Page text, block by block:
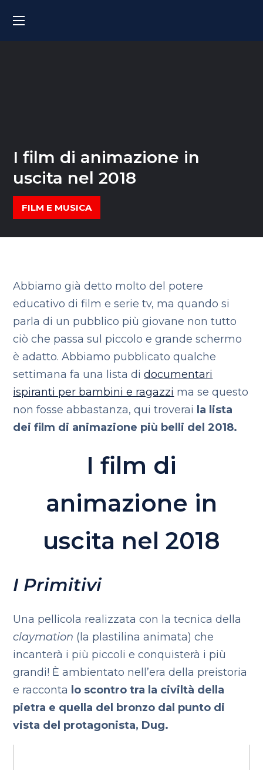
I film di animazione in
uscita nel 2018
FILM E MUSICA
Abbiamo già detto molto del potere
educativo di film e serie tv, ma quando si
parla di un pubblico più giovane non tutto
ciò che passa sul piccolo e grande schermo
è adatto. Abbiamo pubblicato qualche
settimana fa una lista didocumentari
ispiranti per bambini e ragazzi ma se questo
non fosse abbastanza, qui troverai la lista
dei film di animazione più belli del 2018.
I film di
animazione in
uscita nel 2018
I Primitivi
Una pellicola realizzata con la tecnica della
claymation (la plastilina animata) che
incanterà i più piccoli e conquisterà i più
grandi! È ambientato nell’era della preistoria
e racconta lo scontro tra la civiltà della
pietra e quella del bronzo dal punto di
vista del protagonista, Dug.